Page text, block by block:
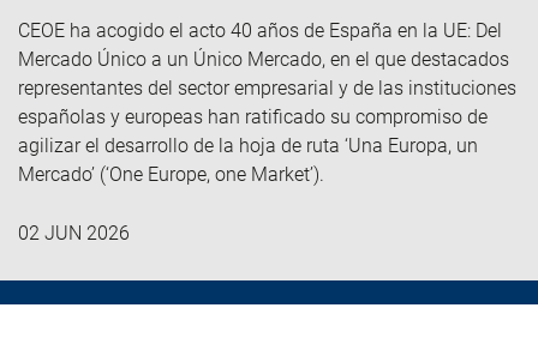
CEOE ha acogido el acto 40 años de España en la UE: Del
Mercado Único a un Único Mercado, en el que destacados
representantes del sector empresarial y de las instituciones
españolas y europeas han ratificado su compromiso de
agilizar el desarrollo de la hoja de ruta ‘Una Europa, un
Mercado’ (‘One Europe, one Market’).
02 JUN 2026